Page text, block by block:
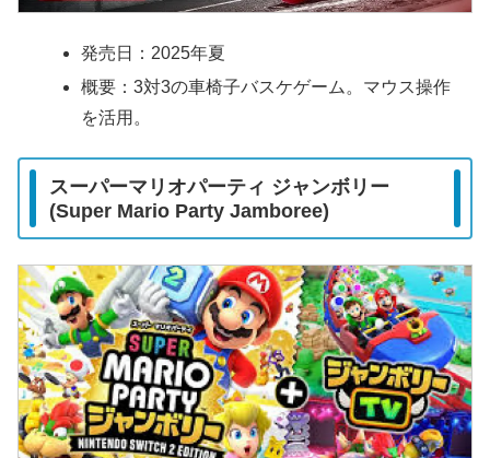
発売日：2025年夏
概要：3対3の車椅子バスケゲーム。マウス操作
を活用。
スーパーマリオパーティ ジャンボリー
(Super Mario Party Jamboree)